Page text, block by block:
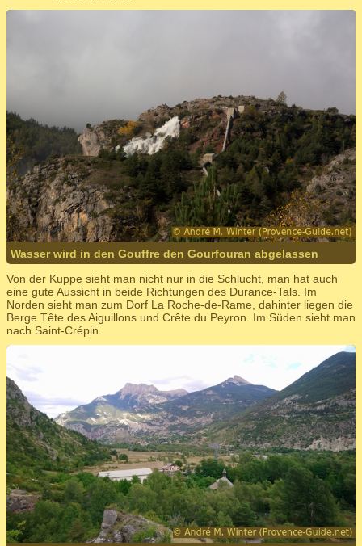
Wasser wird in den Gouffre den Gourfouran abgelassen
Von der Kuppe sieht man nicht nur in die Schlucht, man hat auch
eine gute Aussicht in beide Richtungen des Durance-Tals. Im
Norden sieht man zum Dorf La Roche-de-Rame, dahinter liegen die
Berge Tête des Aiguillons und Crête du Peyron. Im Süden sieht man
nach Saint-Crépin.